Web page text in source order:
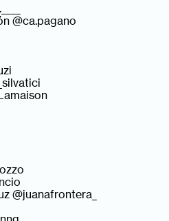
@ca.pagano
@juanafrontera_